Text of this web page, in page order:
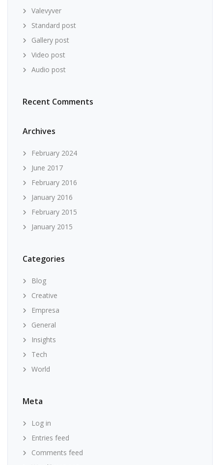
Valevyver
Standard post
Gallery post
Video post
Audio post
Recent Comments
Archives
February 2024
June 2017
February 2016
January 2016
February 2015
January 2015
Categories
Blog
Creative
Empresa
General
Insights
Tech
World
Meta
Log in
Entries feed
Comments feed